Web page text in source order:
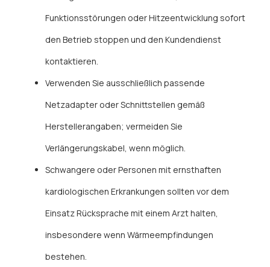
Funktionsstörungen oder Hitzeentwicklung sofort
den Betrieb stoppen und den Kundendienst
kontaktieren.
Verwenden Sie ausschließlich passende
Netzadapter oder Schnittstellen gemäß
Herstellerangaben; vermeiden Sie
Verlängerungskabel, wenn möglich.
Schwangere oder Personen mit ernsthaften
kardiologischen Erkrankungen sollten vor dem
Einsatz Rücksprache mit einem Arzt halten,
insbesondere wenn Wärmeempfindungen
bestehen.